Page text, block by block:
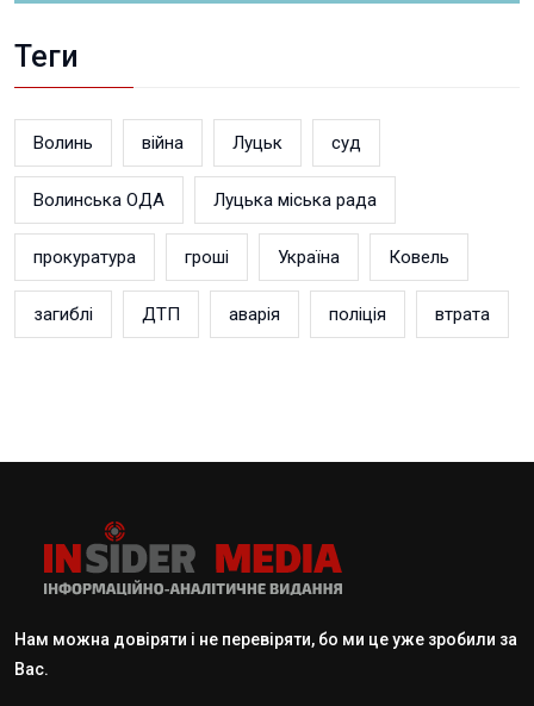
Теги
Волинь війна Луцьк суд
Волинська ОДА Луцька міська рада
прокуратура гроші Україна Ковель
загиблі ДТП аварія поліція втрата
Нам можна довіряти і не перевіряти, бо ми це уже зробили за
Вас.